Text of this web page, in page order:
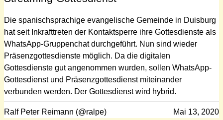
Die spanischsprachige evangelische Gemeinde in Duisburg
hat seit Inkrafttreten der Kontaktsperre ihre Gottesdienste als
WhatsApp-Gruppenchat durchgeführt. Nun sind wieder
Präsenzgottesdienste möglich. Da die digitalen
Gottesdienste gut angenommen wurden, sollen WhatsApp-
Gottesdienst und Präsenzgottesdienst miteinander
verbunden werden. Der Gottesdienst wird hybrid.
Ralf Peter Reimann (@ralpe) Mai 13, 2020